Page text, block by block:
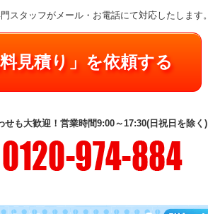
スタッフがメール・お電話にて対応したします。
料見積り」を依頼する
せも大歓迎！営業時間9:00～17:30(日祝日を除く)